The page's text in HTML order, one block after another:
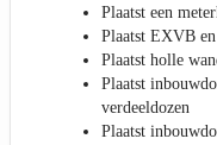
Plaatst een
Plaatst EXVB
Plaatst holle
Plaatst
verdeeldozen
Plaatst